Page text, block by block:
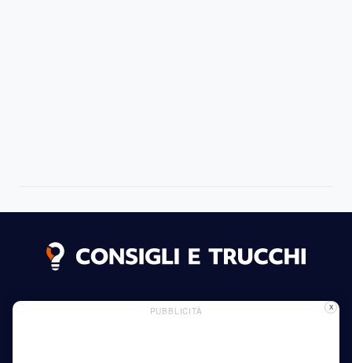
Dichiarazione dei Cookie
Informazioni sui letti
PUBBLICITÀ X